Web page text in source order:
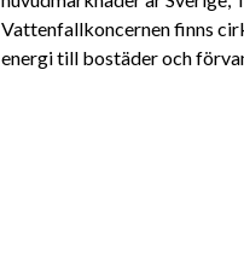
Vattenfallkoncernen finns
energi till bostäder och